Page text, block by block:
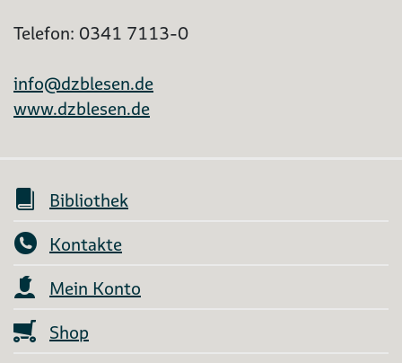
Telefon: 0341 7113-0
info@dzblesen.de
www.dzblesen.de
Bibliothek
Kontakte
Mein Konto
Shop